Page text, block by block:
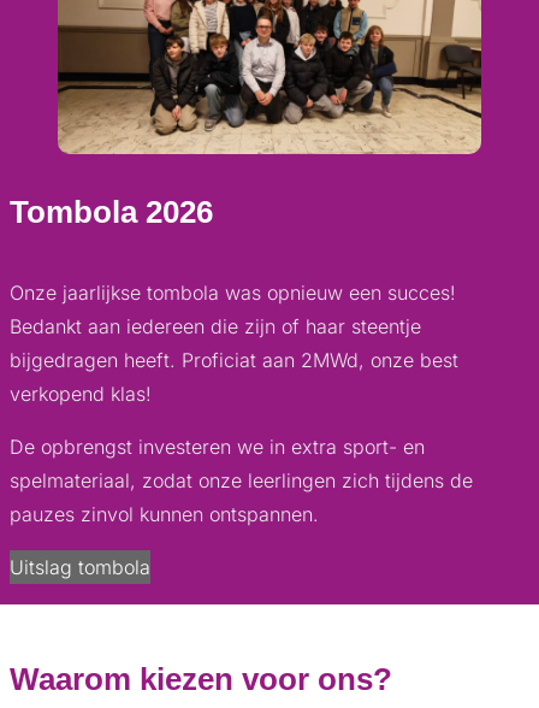
Tombola 2026
Onze jaarlijkse tombola was opnieuw een succes!
Bedankt aan iedereen die zijn of haar steentje
bijgedragen heeft. Proficiat aan 2MWd, onze best
verkopend klas!
De opbrengst investeren we in extra sport- en
spelmateriaal, zodat onze leerlingen zich tijdens de
pauzes zinvol kunnen ontspannen.
Uitslag tombola
Waarom kiezen voor ons?